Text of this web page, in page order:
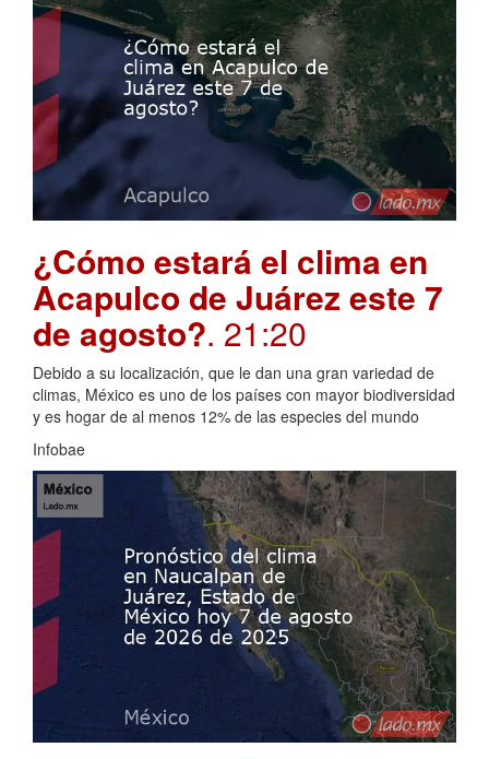
¿Cómo estará el clima en
Acapulco de Juárez este 7
de agosto?. 21:20
Debido a su localización, que le dan una gran variedad de
climas, México es uno de los países con mayor biodiversidad
y es hogar de al menos 12% de las especies del mundo
Infobae